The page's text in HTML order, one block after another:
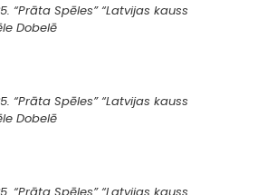
“Prāta Spēles” “Latvijas kauss
Dobelē
“Prāta Spēles” “Latvijas kauss
Dobelē
“Prāta Spēles” “Latvijas kauss